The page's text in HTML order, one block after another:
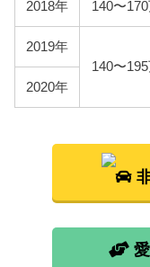
2018年 140〜
2019年
140〜
2020年
愛